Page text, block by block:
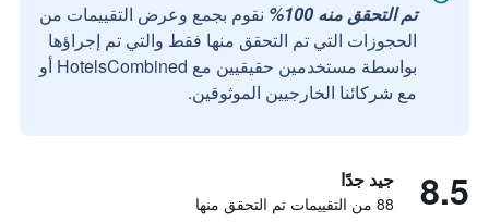
تم التحقق منه 100%
نقوم بجمع وعرض التقييمات من
الحجوزات التي تم التحقق منها فقط والتي تم إجراؤها
بواسطة مستخدمين حقيقيين مع HotelsCombined أو
مع شركائنا الخارجيين الموثوقين.
8.5 جيد جدًا
88 من التقييمات تم التحقق منها